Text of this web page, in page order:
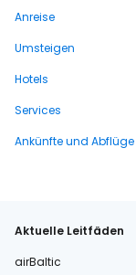
Anreise
Umsteigen
Hotels
Services
Ankünfte und Abflüge
Aktuelle Leitfäden
airBaltic